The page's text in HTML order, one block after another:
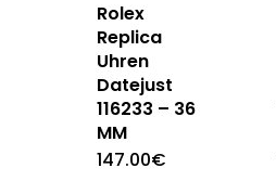
Rolex
Replica
Uhren
Datejust
116233 – 36
MM
147.00€